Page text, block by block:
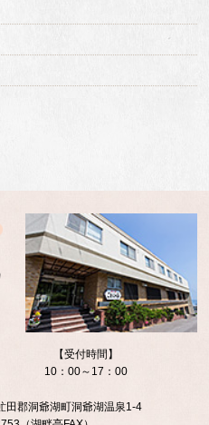
【受付時間】
10：00～17：00
郡洞爺湖町洞爺湖温泉1-4